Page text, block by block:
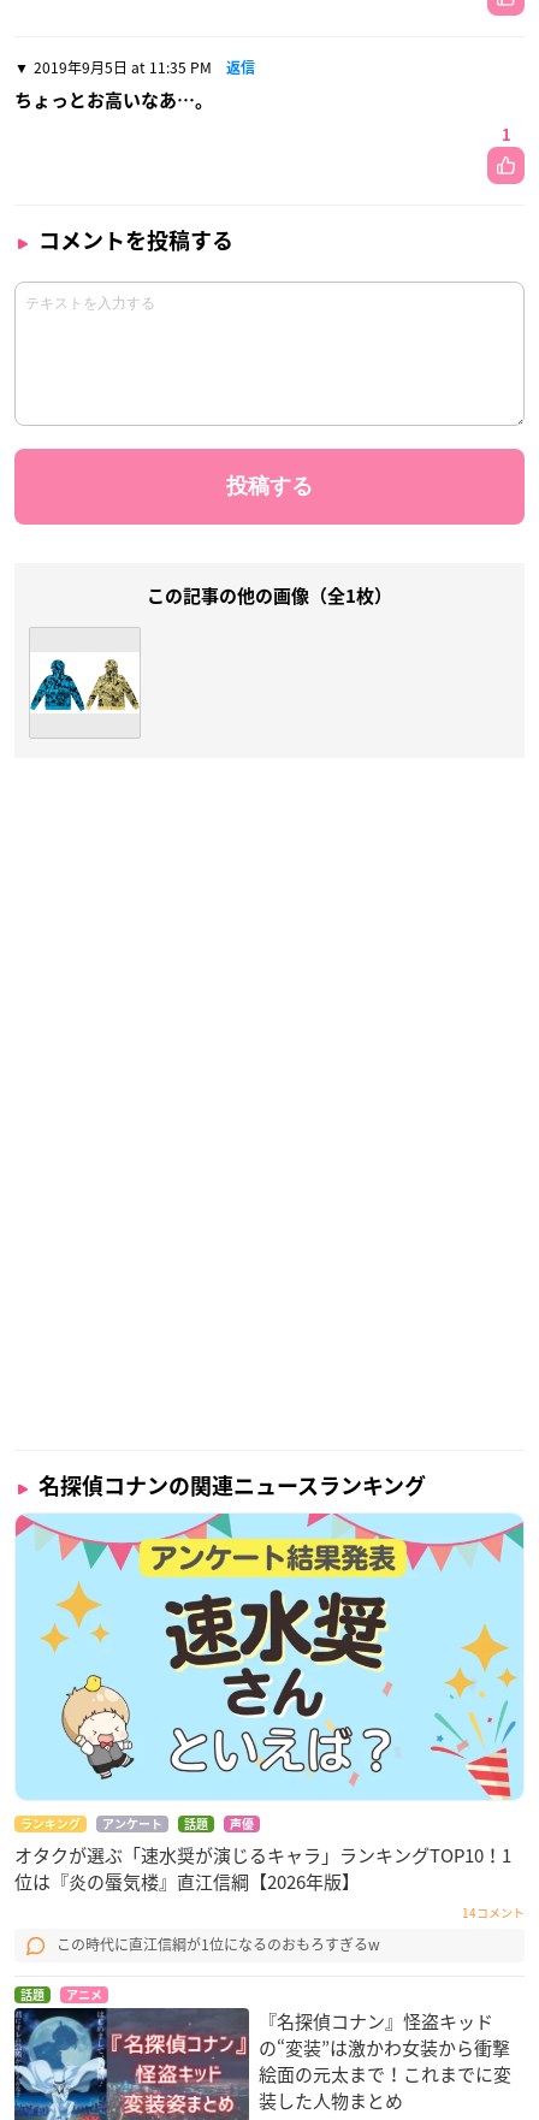
2019年9月5日 at 11:35 PM 返信
ちょっとお高いなあ…。
1
コメントを投稿する
この記事の他の画像（全1枚）
名探偵コナンの関連ニュースランキング
ランキング アンケート 話題 声優
オタクが選ぶ「速水奨が演じるキャラ」ランキングTOP10！1
位は『炎の蜃気楼』直江信綱【2026年版】
14コメント
この時代に直江信綱が1位になるのおもろすぎるw
話題 アニメ
『名探偵コナン』怪盗キッド
の“変装”は激かわ女装から衝撃
絵面の元太まで！これまでに変
装した人物まとめ